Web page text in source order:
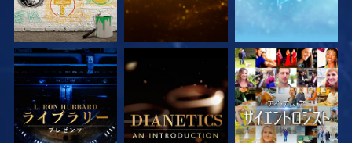
シリーズを探求 シリーズを探求 観る